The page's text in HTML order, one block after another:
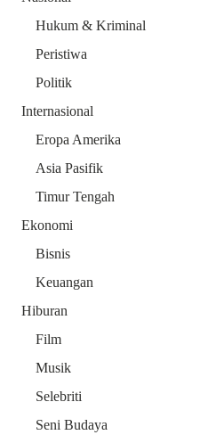
Hukum & Kriminal
Peristiwa
Politik
Internasional
Eropa Amerika
Asia Pasifik
Timur Tengah
Ekonomi
Bisnis
Keuangan
Hiburan
Film
Musik
Selebriti
Seni Budaya